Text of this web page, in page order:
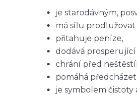
je starodávným,
má sílu prodlužovat
přitahuje peníze,
dodává
chrání před
pomáhá
je symbolem čistoty